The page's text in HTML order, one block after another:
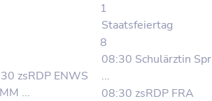
1
Staatsfeiertag
zsRDP ENWS
...
8
08:30 Schulärztin Spr
...
08:30 zsRDP FRA